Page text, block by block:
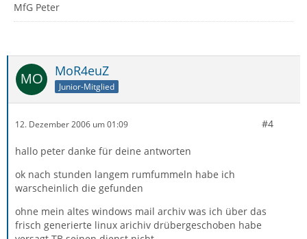
MfG Peter
MoR4euZ
Junior-Mitglied
12. Dezember 2006 um 01:09 #4
hallo peter danke für deine antworten
ok nach stunden langem rumfummeln habe ich
warscheinlich die gefunden
ohne mein altes windows mail archiv was ich über das
frisch generierte linux arichiv drübergeschoben habe